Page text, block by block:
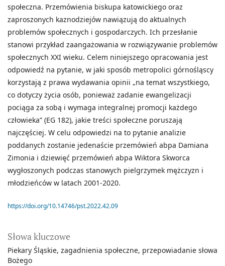
Słowa kluczowe
Piekary Śląskie zagadnienia społeczne przepowiadanie słowa
Bożego
społeczna. Przemówienia biskupa katowickiego oraz
zaproszonych kaznodziejów nawiązują do aktualnych
problemów społecznych i gospodarczych. Ich przesłanie
stanowi przykład zaangażowania w rozwiązywanie problemów
społecznych XXI wieku. Celem niniejszego opracowania jest
odpowiedź na pytanie, w jaki sposób metropolici górnośląscy
korzystają z prawa wydawania opinii „na temat wszystkiego,
co dotyczy życia osób, ponieważ zadanie ewangelizacji
pociąga za sobą i wymaga integralnej promocji każdego
człowieka” (EG 182), jakie treści społeczne poruszają
najczęściej. W celu odpowiedzi na to pytanie analizie
poddanych zostanie jedenaście przemówień abpa Damiana
Zimonia i dziewięć przemówień abpa Wiktora Skworca
wygłoszonych podczas stanowych pielgrzymek mężczyzn i
młodzieńców w latach 2001-2020.
https://doi.org/10.14746/pst.2022.42.09